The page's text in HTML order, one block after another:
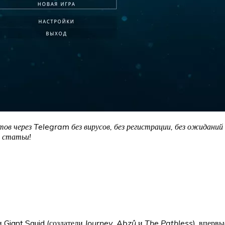
Telegram без вирусов, без регистрации, без ожиданий
статьи!
Squid (создатели Journey Abzû и The Pathless),